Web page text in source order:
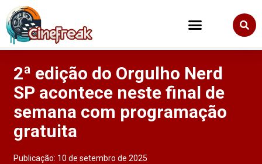
2ª edição do Orgulho Nerd
SP acontece neste final de
semana com programação
gratuita
Publicação: 10 de setembro de 2025